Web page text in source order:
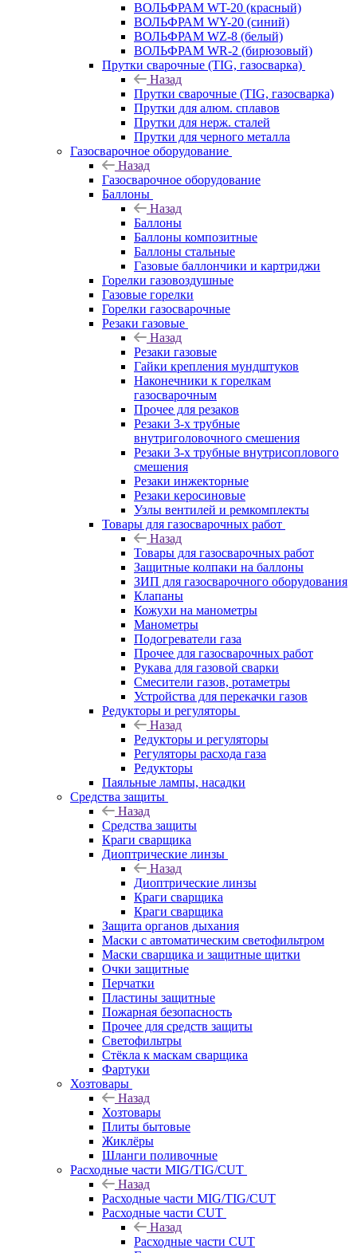
ВОЛЬФРАМ WT-20 (красный)
ВОЛЬФРАМ WY-20 (синий)
ВОЛЬФРАМ WZ-8 (белый)
ВОЛЬФРАМ WR-2 (бирюзовый)
Прутки сварочные (TIG, газосварка)
Назад
Прутки сварочные (TIG, газосварка)
Прутки для алюм. сплавов
Прутки для нерж. сталей
Прутки для черного металла
Газосварочное оборудование
Назад
Газосварочное оборудование
Баллоны
Назад
Баллоны
Баллоны композитные
Баллоны стальные
Газовые баллончики и картриджи
Горелки газовоздушные
Газовые горелки
Горелки газосварочные
Резаки газовые
Назад
Резаки газовые
Гайки крепления мундштуков
Наконечники к горелкам
газосварочным
Прочее для резаков
Резаки 3-х трубные
внутриголовочного смешения
Резаки 3-х трубные внутрисоплового
смешения
Резаки инжекторные
Резаки керосиновые
Узлы вентилей и ремкомплекты
Товары для газосварочных работ
Назад
Товары для газосварочных работ
Защитные колпаки на баллоны
ЗИП для газосварочного оборудования
Клапаны
Кожухи на манометры
Манометры
Подогреватели газа
Прочее для газосварочных работ
Рукава для газовой сварки
Смесители газов, ротаметры
Устройства для перекачки газов
Редукторы и регуляторы
Назад
Редукторы и регуляторы
Регуляторы расхода газа
Редукторы
Паяльные лампы, насадки
Средства защиты
Назад
Средства защиты
Краги сварщика
Диоптрические линзы
Назад
Диоптрические линзы
Краги сварщика
Краги сварщика
Защита органов дыхания
Маски с автоматическим светофильтром
Маски сварщика и защитные щитки
Очки защитные
Перчатки
Пластины защитные
Пожарная безопасность
Прочее для средств защиты
Светофильтры
Стёкла к маскам сварщика
Фартуки
Хозтовары
Назад
Хозтовары
Плиты бытовые
Жиклёры
Шланги поливочные
Расходные части MIG/TIG/CUT
Назад
Расходные части MIG/TIG/CUT
Расходные части CUT
Назад
Расходные части CUT